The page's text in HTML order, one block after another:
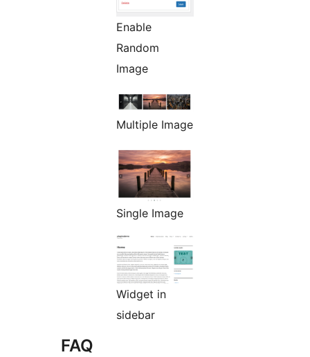
Enable
Random
Image
Multiple Image
Single Image
Widget in
sidebar
FAQ